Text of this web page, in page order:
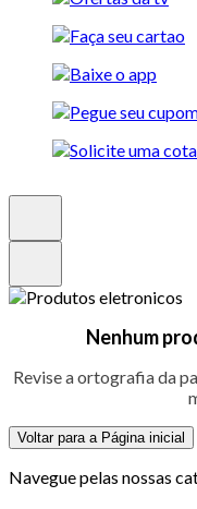
Nenhum
Revise a ortografia da
Voltar para a Página inicial
Navegue pelas nossas